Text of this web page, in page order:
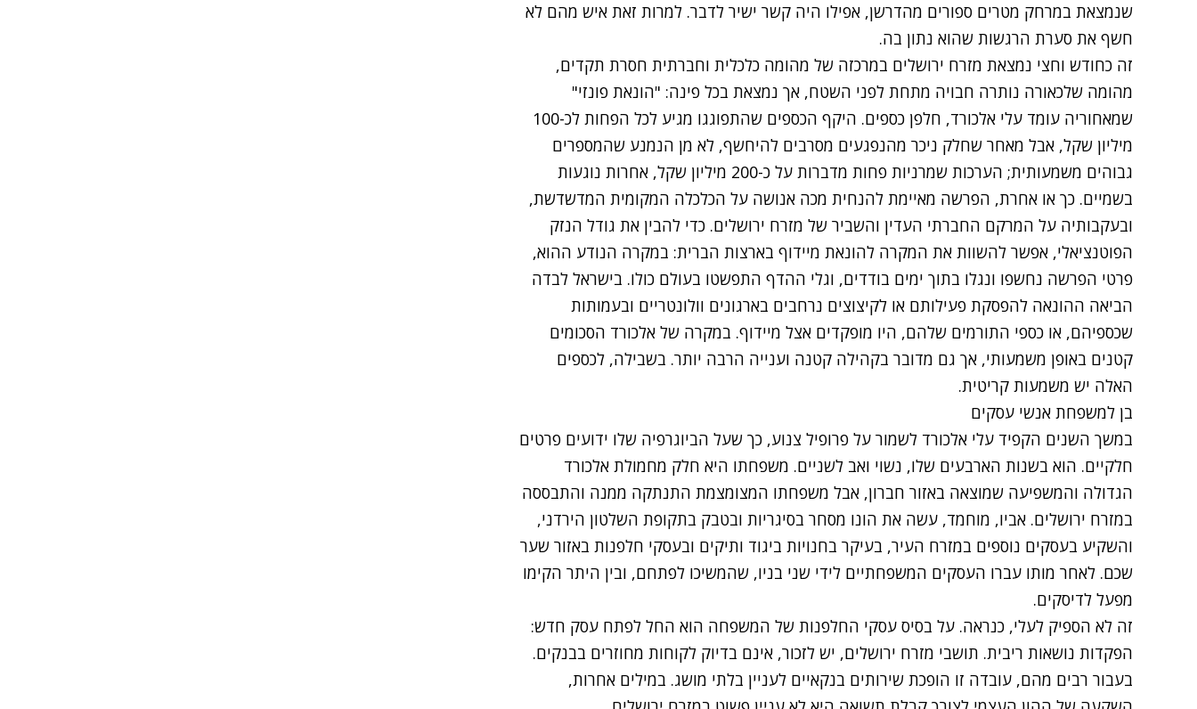
שנמצאת במרחק מטרים ספורים מהדרשן, אפילו היה קשר ישיר לדבר. למרות זאת איש מהם לא
חשף את סערת הרגשות שהוא נתון בה.
זה כחודש וחצי נמצאת מזרח ירושלים במרכזה של מהומה כלכלית וחברתית חסרת תקדים,
מהומה שלכאורה נותרה חבויה מתחת לפני השטח, אך נמצאת בכל פינה: "הונאת פונזי"
שמאחוריה עומד עלי אלכורד, חלפן כספים. היקף הכספים שהתפוגגו מגיע לכל הפחות לכ-100
מיליון שקל, אבל מאחר שחלק ניכר מהנפגעים מסרבים להיחשף, לא מן הנמנע שהמספרים
גבוהים משמעותית; הערכות שמרניות פחות מדברות על כ-200 מיליון שקל, אחרות נוגעות
בשמיים. כך או אחרת, הפרשה מאיימת להנחית מכה אנושה על הכלכלה המקומית המדשדשת,
ובעקבותיה על המרקם החברתי העדין והשביר של מזרח ירושלים. כדי להבין את גודל הנזק
הפוטנציאלי, אפשר להשוות את המקרה להונאת מיידוף בארצות הברית: במקרה הנודע ההוא,
פרטי הפרשה נחשפו ונגלו בתוך ימים בודדים, וגלי ההדף התפשטו בעולם כולו. בישראל לבדה
הביאה ההונאה להפסקת פעילותם או לקיצוצים נרחבים בארגונים וולונטריים ובעמותות
שכספיהם, או כספי התורמים שלהם, היו מופקדים אצל מיידוף. במקרה של אלכורד הסכומים
קטנים באופן משמעותי, אך גם מדובר בקהילה קטנה וענייה הרבה יותר. בשבילה, לכספים
האלה יש משמעות קריטית.
בן למשפחת אנשי עסקים
במשך השנים הקפיד עלי אלכורד לשמור על פרופיל צנוע, כך שעל הביוגרפיה שלו ידועים פרטים
חלקיים. הוא בשנות הארבעים שלו, נשוי ואב לשניים. משפחתו היא חלק מחמולת אלכורד
הגדולה והמשפיעה שמוצאה באזור חברון, אבל משפחתו המצומצמת התנתקה ממנה והתבססה
במזרח ירושלים. אביו, מוחמד, עשה את הונו מסחר בסיגריות ובטבק בתקופת השלטון הירדני,
והשקיע בעסקים נוספים במזרח העיר, בעיקר בחנויות ביגוד ותיקים ובעסקי חלפנות באזור שער
שכם. לאחר מותו עברו העסקים המשפחתיים לידי שני בניו, שהמשיכו לפתחם, ובין היתר הקימו
מפעל לדיסקים.
זה לא הספיק לעלי, כנראה. על בסיס עסקי החלפנות של המשפחה הוא החל לפתח עסק חדש:
הפקדות נושאות ריבית. תושבי מזרח ירושלים, יש לזכור, אינם בדיוק לקוחות מחוזרים בבנקים.
בעבור רבים מהם, עובדה זו הופכת שירותים בנקאיים לעניין בלתי מושג. במילים אחרות,